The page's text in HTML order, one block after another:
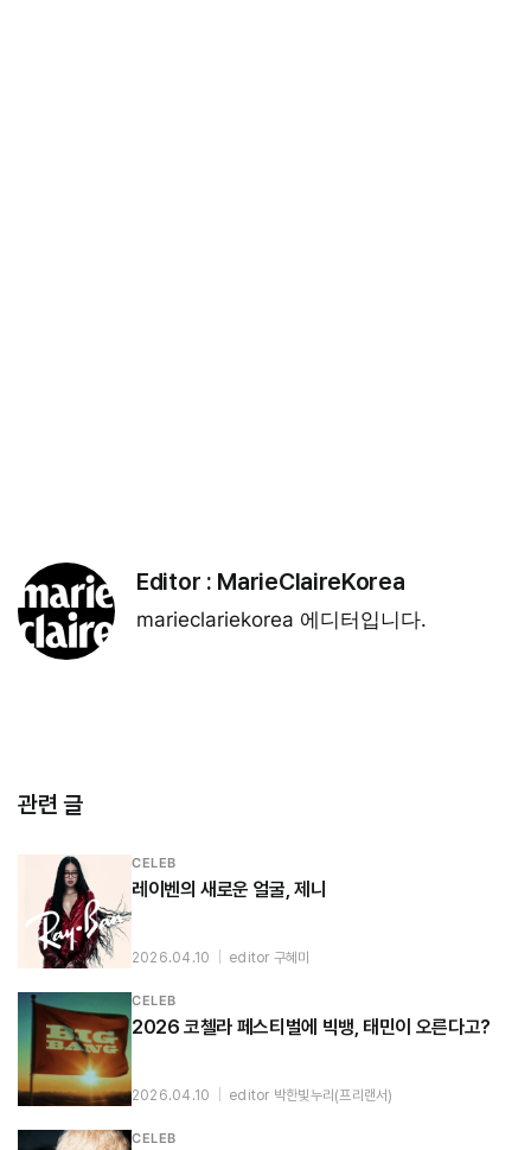
Editor : MarieClaireKorea
marieclariekorea 에디터입니다.
관련 글
CELEB
레이벤의 새로운 얼굴, 제니
2026.04.10 editor 구혜미
CELEB
2026 코첼라 페스티벌에 빅뱅, 태민이 오른다고?
2026.04.10 editor 박한빛누리(프리랜서)
CELEB